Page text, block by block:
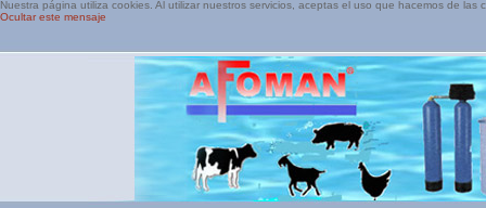
Nuestra página utiliza cookies. Al utilizar nuestros servicios, aceptas el uso que hacemos de las
Ocultar este mensaje